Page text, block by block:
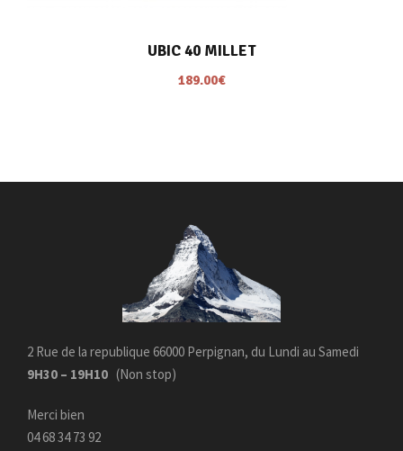
UBIC 40 MILLET
189.00€
2 Rue de la republique 66000 Perpignan, du Lundi au Samedi
9H30 – 19H10 (Non stop)
Merci bien
04 68 34 73 92